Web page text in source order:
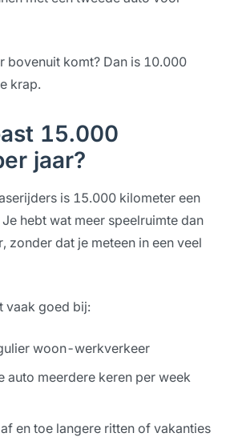
bovenuit komt? Dan is 10.000
krap.
15.000
jaar?
is 15.000 kilometer een
hebt wat meer speelruimte dan
zonder dat je meteen in een veel
vaak goed bij:
woon-werkverkeer
auto meerdere keren per week
en toe langere ritten of vakanties